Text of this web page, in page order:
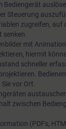
Bediengerät
Steuerung
zugreifen, auf
mit
hiermit
schneller
vor Ort.
zwischen
(PDFs,